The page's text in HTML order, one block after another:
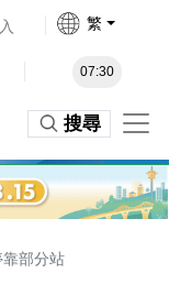
繁
07:30
搜尋
部分站